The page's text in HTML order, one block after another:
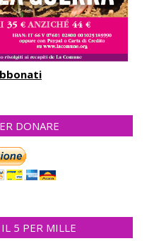
DONARE
5 PER MILLE